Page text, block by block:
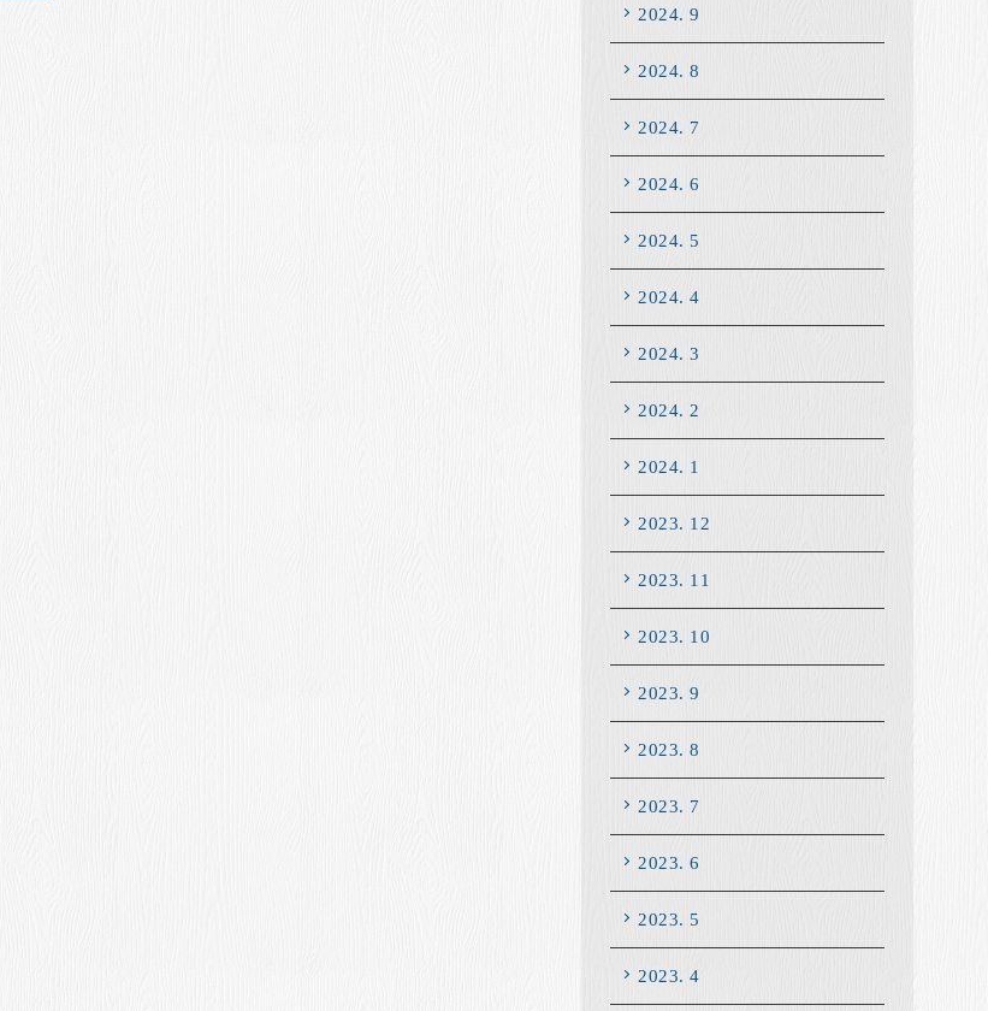
2024. 9
2024. 8
2024. 7
2024. 6
2024. 5
2024. 4
2024. 3
2024. 2
2024. 1
2023. 12
2023. 11
2023. 10
2023. 9
2023. 8
2023. 7
2023. 6
2023. 5
2023. 4